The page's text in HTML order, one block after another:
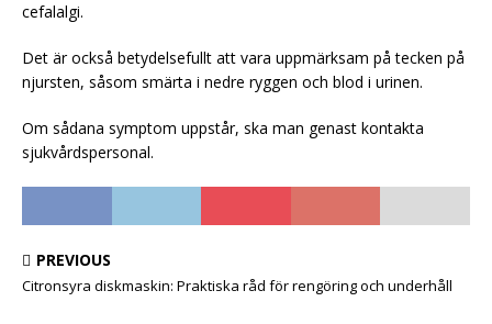
cefalalgi.
Det är också betydelsefullt att vara uppmärksam på tecken på
njursten, såsom smärta i nedre ryggen och blod i urinen.
Om sådana symptom uppstår, ska man genast kontakta
sjukvårdspersonal.
PREVIOUS
Citronsyra diskmaskin: Praktiska råd för rengöring och underhåll